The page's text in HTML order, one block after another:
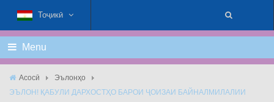
Тоҷикӣ
Menu
Асосӣ
Эълонҳо
ЭЪЛОН! ҚАБУЛИ ДАРХОСТҲО БАРОИ ҶОИЗАИ БАЙНАЛМИЛАЛИИ